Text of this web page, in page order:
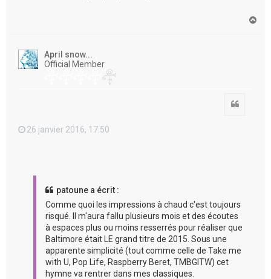
April snow...
Official Member
26 janvier 2016, 17:50
patoune a écrit :
Comme quoi les impressions à chaud c'est toujours
risqué. Il m'aura fallu plusieurs mois et des écoutes
à espaces plus ou moins resserrés pour réaliser que
Baltimore était LE grand titre de 2015. Sous une
apparente simplicité (tout comme celle de Take me
with U, Pop Life, Raspberry Beret, TMBGITW) cet
hymne va rentrer dans mes classiques.